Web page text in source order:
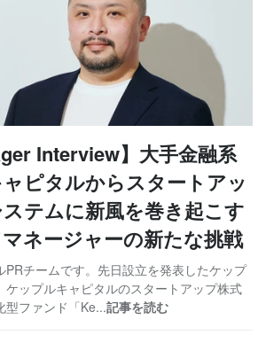
Interview】大手金融系
ピタルからスタートアッ
テムに新風を巻き起こす
ネージャーの新たな挑戦
PRチームです。先日設立を発表したケップ
ケップルキャピタルのスタートアップ株式
型ファンド「Ke...記事を読む